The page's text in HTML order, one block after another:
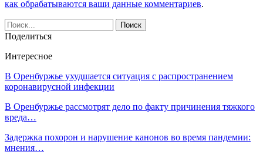
как обрабатываются ваши данные комментариев.
Поделиться
Интересное
В Оренбуржье ухудшается ситуация с распространением
коронавирусной инфекции
В Оренбуржье рассмотрят дело по факту причинения тяжкого
вреда…
Задержка похорон и нарушение канонов во время пандемии:
мнения…